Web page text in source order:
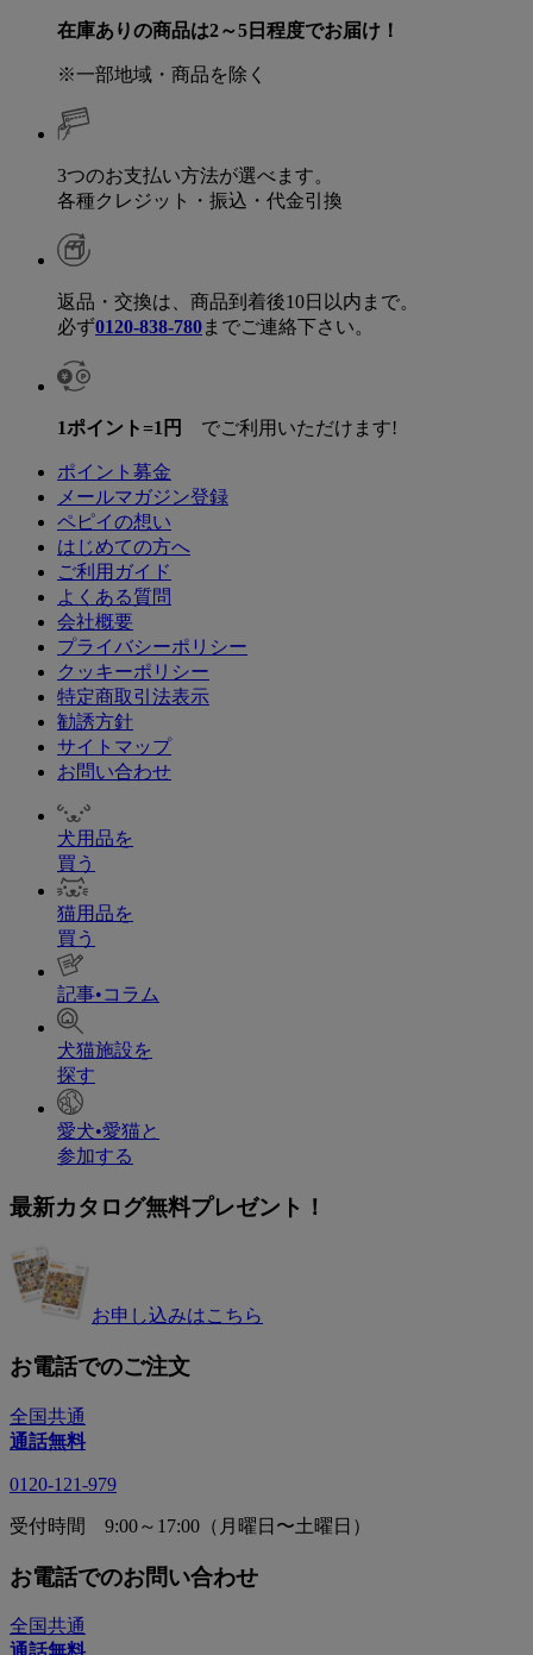
在庫ありの商品は2～5日程度でお届け！
※一部地域・商品を除く
3つのお支払い方法が選べます。
各種クレジット・振込・代金引換
返品・交換は、商品到着後10日以内まで。
必ず0120-838-780までご連絡下さい。
1ポイント=1円 でご利用いただけます!
ポイント募金
メールマガジン登録
ペピイの想い
はじめての方へ
ご利用ガイド
よくある質問
会社概要
プライバシーポリシー
クッキーポリシー
特定商取引法表示
勧誘方針
サイトマップ
お問い合わせ
犬用品を
買う
猫用品を
買う
記事•コラム
犬猫施設を
探す
愛犬•愛猫と
参加する
最新カタログ無料プレゼント！
お申し込みはこちら
お電話でのご注文
全国共通
通話無料
0120-121-979
受付時間 9:00～17:00（月曜日〜土曜日）
お電話でのお問い合わせ
全国共通